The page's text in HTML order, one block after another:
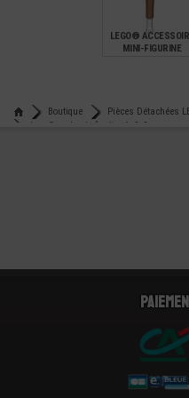
LEGO®
MINI-FIGURINE
Boutique
Pièces Détachées
Lego® cadre de fenêtre 1x3x3